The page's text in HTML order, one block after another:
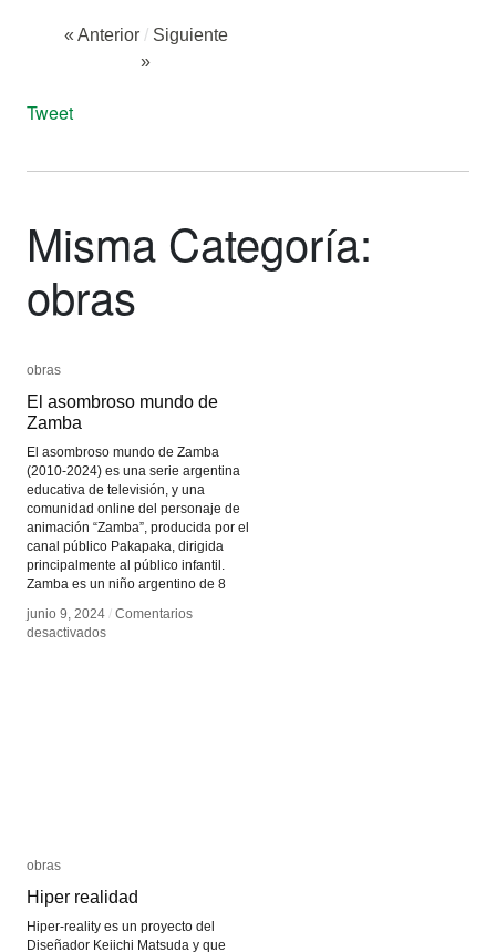
« Anterior / Siguiente
»
Tweet
Misma Categoría:
obras
obras
El asombroso mundo de
Zamba
El asombroso mundo de Zamba
(2010-2024) es una serie argentina
educativa de televisión, y una
comunidad online del personaje de
animación “Zamba”, producida por el
canal público Pakapaka, dirigida
principalmente al público infantil.
Zamba es un niño argentino de 8
junio 9, 2024 / Comentarios
desactivadosen
obras
El asombroso mundo de
Zamba
junio 9, 2024 / Comentarios
desactivadosen
obras
Hiper realidad
Hiper-reality es un proyecto del
Diseñador Keiichi Matsuda y que
obras
Hiper realidad